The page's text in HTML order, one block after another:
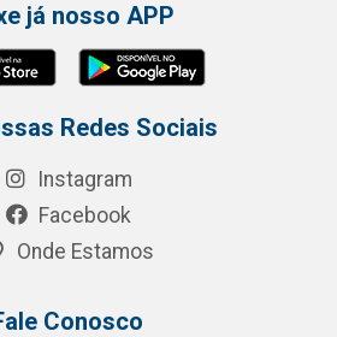
já nosso APP
Redes Sociais
Instagram
Facebook
Onde Estamos
Conosco